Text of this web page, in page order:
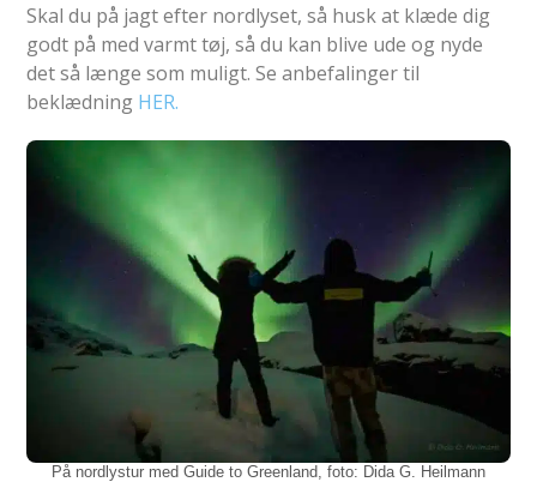
Skal du på jagt efter nordlyset, så husk at klæde dig
godt på med varmt tøj, så du kan blive ude og nyde
det så længe som muligt. Se anbefalinger til
beklædning HER.
På nordlystur med Guide to Greenland, foto: Dida G. Heilmann